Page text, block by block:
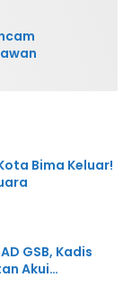
Bima Keluar!
GSB, Kadis
Akui